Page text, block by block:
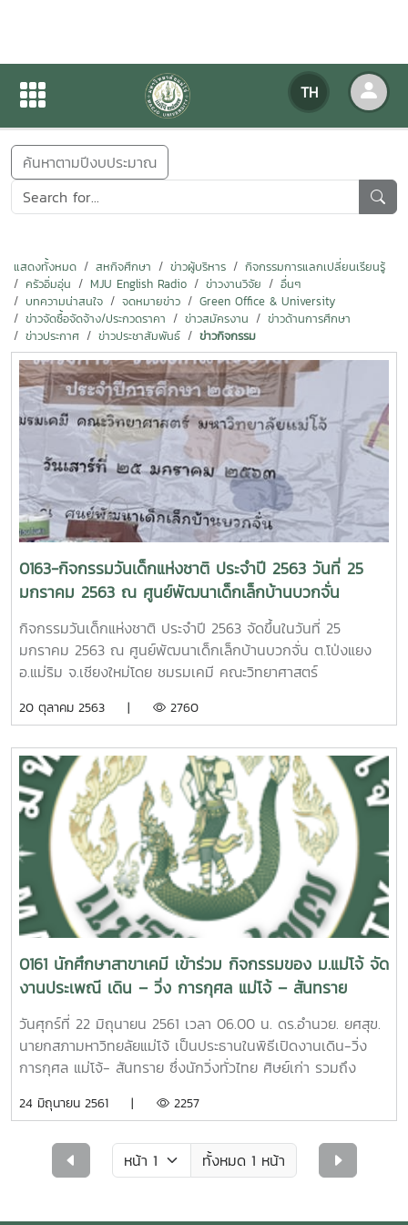
TH
ข่าวสารกิจกรรม
ค้นหาตามปีงบประมาณ
แสดงทั้งหมด สหกิจศึกษา ข่าวผู้บริหาร
กิจกรรมการแลกเปลี่ยนเรียนรู้
ครัวอิ่มอุ่น
MJU English Radio ข่าวงานวิจัย
อื่นๆ
บทความน่าสนใจ
จดหมายข่าว
Green Office & University
ข่าวจัดซื้อจัดจ้าง/ประกวดราคา
ข่าวสมัครงาน
ข่าวด้านการศึกษา
ข่าวประกาศ
ข่าวประชาสัมพันธ์ ข่าวกิจกรรม
0163-กิจกรรมวันเด็กแห่งชาติ ประจำปี 2563 วันที่ 25
มกราคม 2563 ณ ศูนย์พัฒนาเด็กเล็กบ้านบวกจั่น
อ.แม่ริม จ.เชียงใหม่
กิจกรรมวันเด็กแห่งชาติ ประจำปี 2563 จัดขึ้นในวันที่ 25
มกราคม 2563 ณ ศูนย์พัฒนาเด็กเล็กบ้านบวกจั่น ต.โป่งแยง
อ.แม่ริม จ.เชียงใหม่โดย ชมรมเคมี คณะวิทยาศาสตร์
ยังศูนย์พัฒนาเด็กเล็กบ้านบวกจั่น ต.โป่งแยง อ.แม่ริม
ฯ จำนวน 43 คน ซึ่งมีอายุระหว่าง 2-5 ปี และน้อง ๆ ในหมู่บ้าน
โดยกิจกรรมประกอบด้วยการเล่มเกมส์ ตอบคำถาม ชิงรางวัล
การสอนล้างมือ การสอนแยกขยะ และจับสลากแจกของขวัญ โดย
ได้รับเกียรติจากพ่อหลวง คุณครูประจำศูนย์ และผู้ปกครอง
ให้การต้อนรับเป็นอย่างดี นอกจากนี้น้อง ๆ ที่ศูนย์ฯ ได้เตรียม
การแสดง 2 ชุดพิเศษ เป็นการต้อนรับพี่ๆ ด้วยนอกจากนี้
นักศึกษาได้ทำกิจกรรมบำเพ็ญประโยชน์ให้กับชุมชน โดยการทาสี
และวาดรูปบนผนังของอาคารเรียนในศูนย์พัฒนาเด็กเล็ก ในธีม
สัตว์โลกใต้ทะเล เป็นของขวัญให้น้อง ๆ สำหรับใช้ประกอบการ
เรียนรู้ และเพิ่มสีสันให้การมาเรียนมีความสนุกและน่าตื่นเต้นมาก
ขึ้นกิจกรรมปีนี้สร้างความประทับใจให้น้อง ๆ ที่ได้มาร่วมสนุก กิน
ขนม รับของขวัญกลับบ้าน สำหรับนักศึกษาได้รับความประทับใจ
ที่ได้แบ่งปันและช่วยเหลือน้อง ๆ ในสิ่งที่พอจะทำได้ และหวังว่าการ
จัดกิจกรรมครั้งนี้จะเป็นประโยชน์ไม่มากก็น้อยกับศูนย์พัฒนาเด็ก
เล็กบ้านบวกจั่นและชุมชนบ้านบวกจั่น ขอขอบคุณทางศูนย์ ฯ ที่
20 ตุลาคม 2563 | 2760
0161 นักศึกษาสาขาเคมี เข้าร่วม กิจกรรมของ ม.แม่โจ้ จัด
งานประเพณี เดิน – วิ่ง การกุศล แม่โจ้ – สันทราย
ประจำปี 2561
วันศุกร์ที่ 22 มิถุนายน 2561 เวลา 06.00 น. ดร.อำนวย. ยศสุข.
นายกสภามหาวิทยลัยแม่โจ้ เป็นประธานในพิธีเปิดงานเดิน-วิ่ง
การกุศล แม่โจ้- สันทราย ซึ่งนักวิ่งทั่วไทย ศิษย์เก่า รวมถึง
บางเขน มหาวิทยาลัยแม่โจ้ โดยมุ่งหน้าเข้าสู่เส้นชัย ณ ที่ว่าการ
หลักสูตรสาขาวิชาเคมี ทุกชั้นปีได้เข้าร่วมในกิจกรรมดังกล่าว
24 มิถุนายน 2561 | 2257
ทั้งหมด 1 หน้า